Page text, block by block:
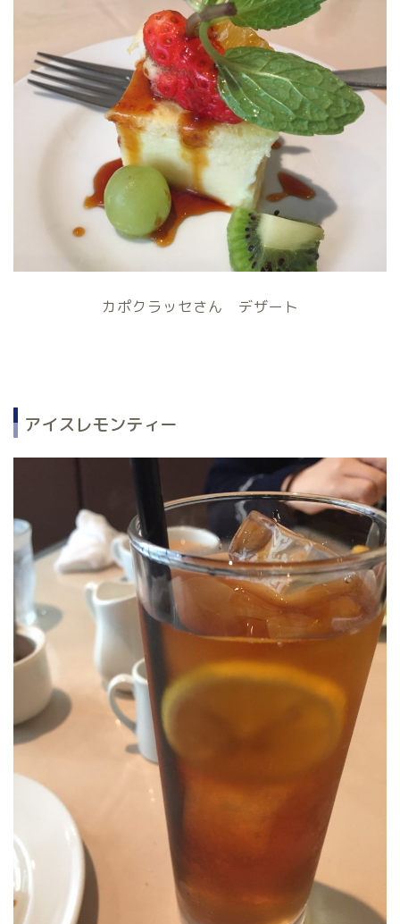
カポクラッセさん デザート
アイスレモンティー